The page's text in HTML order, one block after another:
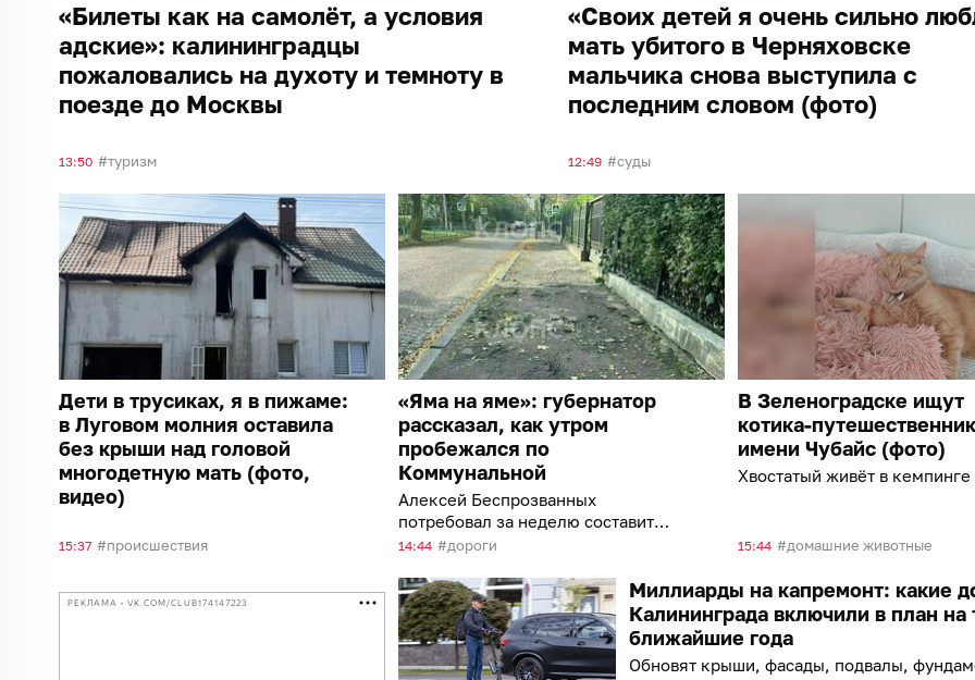
«Билеты как на самолёт, а условия
адские»: калининградцы
пожаловались на духоту и темноту в
поезде до Москвы
13:50 туризм
«Своих детей я очень сильно
мать убитого в Черняховске
мальчика снова выступила с
последним словом (фото)
12:49 суды
Дети в трусиках, я в пижаме:
в Луговом молния оставила
без крыши над головой
многодетную мать (фото,
видео)
15:37 происшествия
«Яма на яме»: губернатор
рассказал, как утром
пробежался по
Коммунальной
Алексей Беспрозванных
потребовал за неделю составить
график ямочного ремонта
14:44 дороги
В Зеленоградске ищут
котика-
имени Чубайс (фото)
Хвостатый живёт в кемпинге
15:44 домашние животные
РЕКЛАМА • VK.COM/CLUB174147223
Миллиарды на капремонт: какие
Калининграда включили в план на
ближайшие года
Обновят крыши, фасады, подвалы,